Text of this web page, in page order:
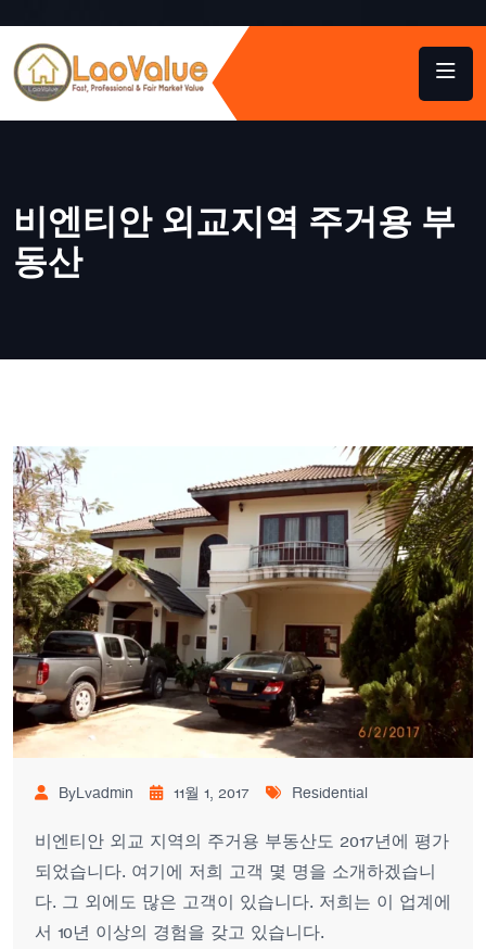
비엔티안 외교지역 주거용 부
동산
ByLvadmin 11월 1, 2017 Residential
비엔티안 외교 지역의 주거용 부동산도 2017년에 평가
되었습니다. 여기에 저희 고객 몇 명을 소개하겠습니
다. 그 외에도 많은 고객이 있습니다. 저희는 이 업계에
서 10년 이상의 경험을 갖고 있습니다.